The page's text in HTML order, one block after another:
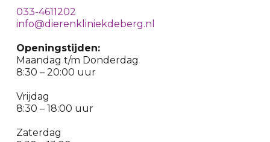
033-4611202
info@dierenkliniekdeberg.nl
Openingstijden:
Maandag t/m Donderdag
8:30 – 20:00 uur
Vrijdag
8:30 – 18:00 uur
Zaterdag